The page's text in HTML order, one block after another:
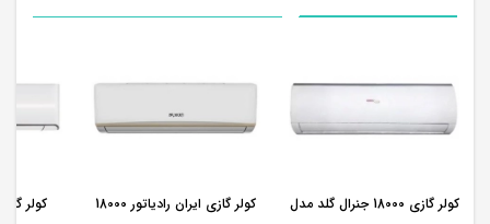
کولر گازی 18000 جنرال گلد مدل
کولر گازی ایران رادیاتور 18000